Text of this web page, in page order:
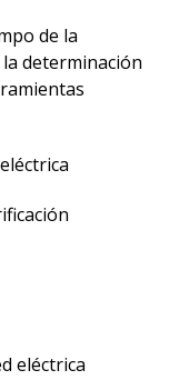
de la
determinación
eléctrica